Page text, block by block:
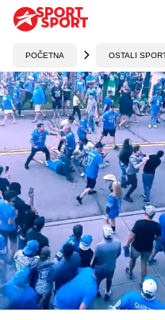
POČETNA OSTALI